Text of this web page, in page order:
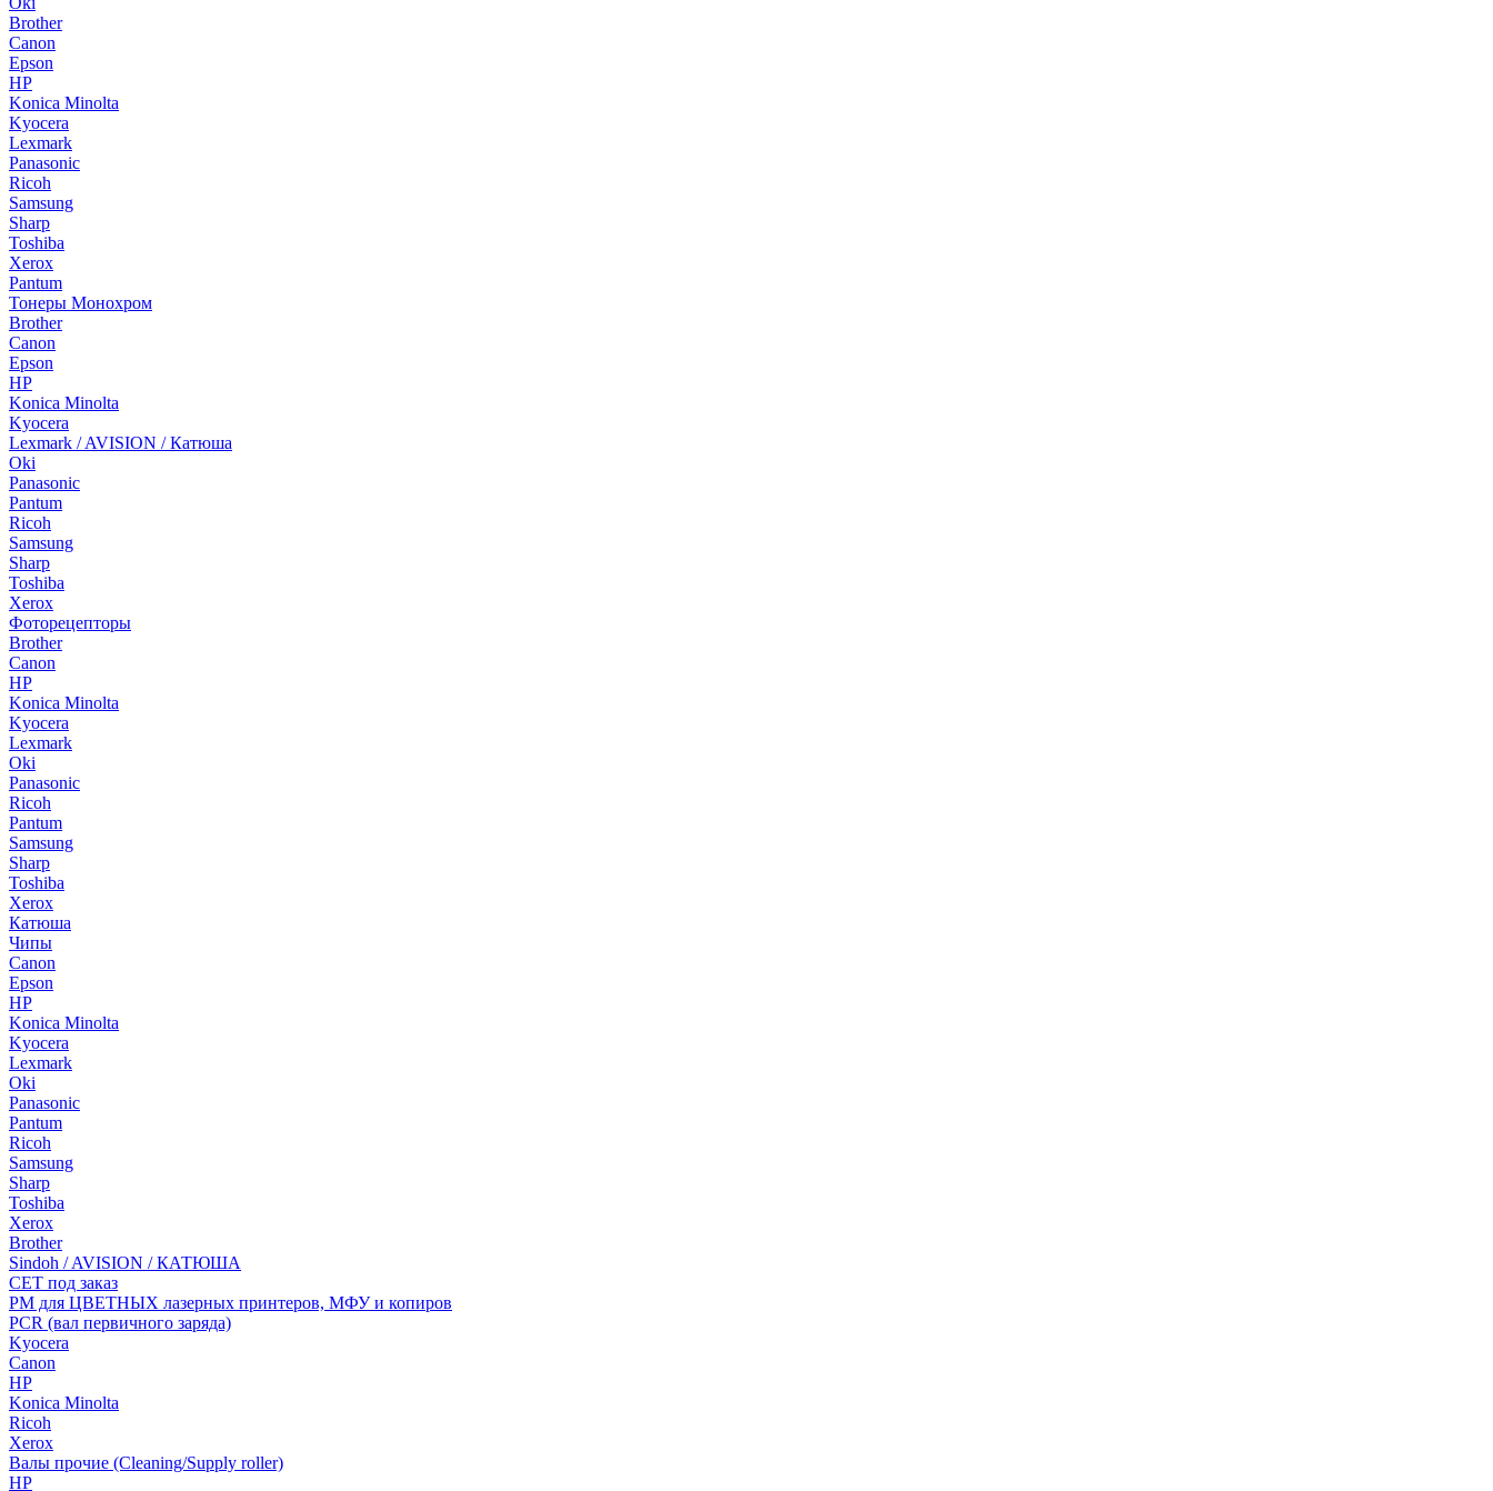
Brother
Canon
Epson
HP
Konica Minolta
Kyocera
Lexmark
Panasonic
Ricoh
Samsung
Sharp
Toshiba
Xerox
Pantum
Тонеры Монохром
Brother
Canon
Epson
HP
Konica Minolta
Kyocera
Lexmark / AVISION / Катюша
Oki
Panasonic
Pantum
Ricoh
Samsung
Sharp
Toshiba
Xerox
Фоторецепторы
Brother
Canon
HP
Konica Minolta
Kyocera
Lexmark
Oki
Panasonic
Ricoh
Pantum
Samsung
Sharp
Toshiba
Xerox
Катюша
Чипы
Canon
Epson
HP
Konica Minolta
Kyocera
Lexmark
Oki
Panasonic
Pantum
Ricoh
Samsung
Sharp
Toshiba
Xerox
Brother
Sindoh / AVISION / КАТЮША
CET под заказ
РМ для ЦВЕТНЫХ лазерных принтеров, МФУ и копиров
PCR (вал первичного заряда)
Kyocera
Canon
HP
Konica Minolta
Ricoh
Xerox
Валы прочие (Cleaning/Supply roller)
HP